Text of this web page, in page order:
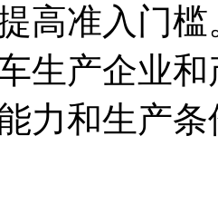
高准入门
生产企业
力和生产